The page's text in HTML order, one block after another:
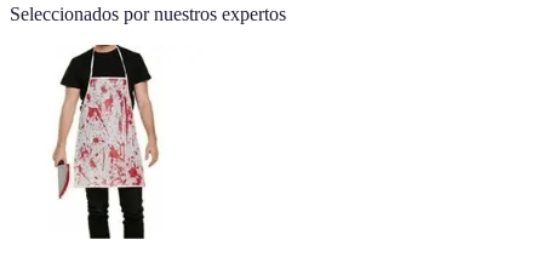
Seleccionados por nuestros expertos